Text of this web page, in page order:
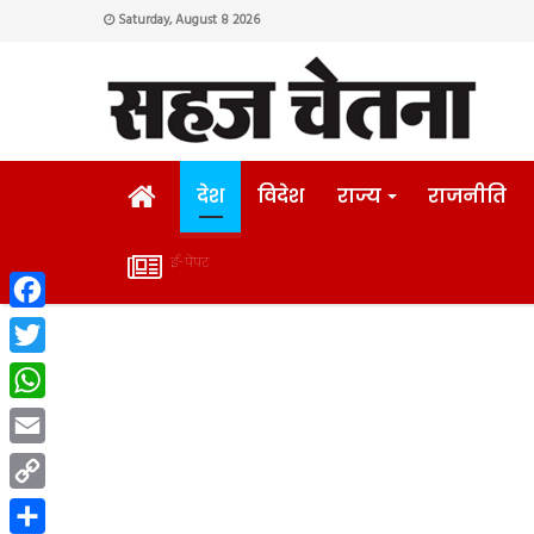
Saturday, August 8 2026
HOMEदेश विदेश राज्य राजनीति
ई-
ई-पेपर
Facebook
Twitter
WhatsApp
Email
Copy